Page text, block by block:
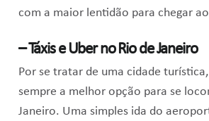
com a maior lentidão para chegar
– Táxis e Uber no Rio de Janeiro
Por se tratar de uma cidade
sempre a melhor opção para se
Janeiro. Uma simples ida do